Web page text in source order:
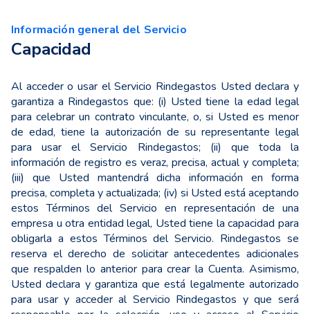
Información general del Servicio
Capacidad
Al acceder o usar el Servicio Rindegastos Usted declara y
garantiza a Rindegastos que: (i) Usted tiene la edad legal
para celebrar un contrato vinculante, o, si Usted es menor
de edad, tiene la autorización de su representante legal
para usar el Servicio Rindegastos; (ii) que toda la
información de registro es veraz, precisa, actual y completa;
(iii) que Usted mantendrá dicha información en forma
precisa, completa y actualizada; (iv) si Usted está aceptando
estos Términos del Servicio en representación de una
empresa u otra entidad legal, Usted tiene la capacidad para
obligarla a estos Términos del Servicio. Rindegastos se
reserva el derecho de solicitar antecedentes adicionales
que respalden lo anterior para crear la Cuenta. Asimismo,
Usted declara y garantiza que está legalmente autorizado
para usar y acceder al Servicio Rindegastos y que será